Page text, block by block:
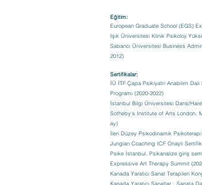
Eğitim:
European Graduate School (EGS)
Işık Üniversitesi Klinik Psikoloji
Sabancı Üniversitesi Business
2012)
Sertifikalar:
İÜ İTF Çapa Psikiyatri Anabilim
Programı (2020-2022)
İstanbul Bilgi Üniversitesi Dans/
Sotheby's Institute of Arts London,
ay)
İleri Düzey Psikodinamik
Jungian Coaching ICF Onaylı
Psike İstanbul, Psikanalize giriş
Expressive Art Therapy Summit
Kanada Yaratıcı Sanat Terapileri
Kanada Yaratıcı Sanatlar : Sanata